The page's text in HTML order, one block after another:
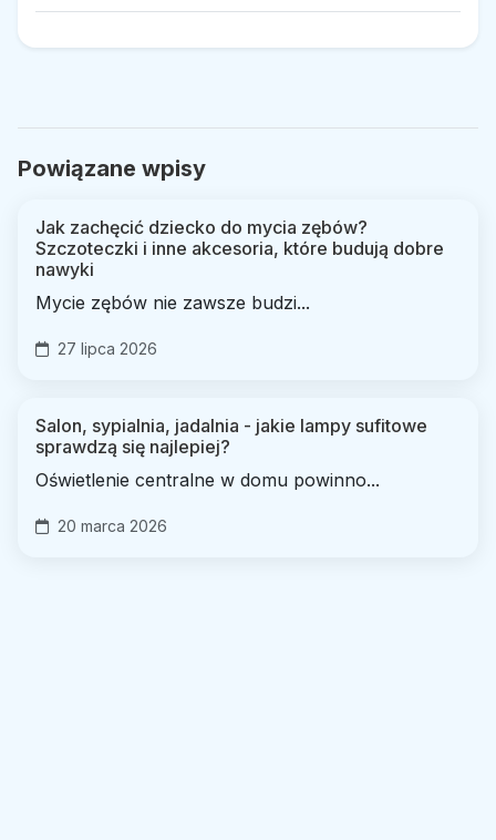
Powiązane wpisy
Jak zachęcić dziecko do mycia zębów?
Szczoteczki i inne akcesoria, które budują dobre
nawyki
Mycie zębów nie zawsze budzi...
27 lipca 2026
Salon, sypialnia, jadalnia - jakie lampy sufitowe
sprawdzą się najlepiej?
Oświetlenie centralne w domu powinno...
20 marca 2026